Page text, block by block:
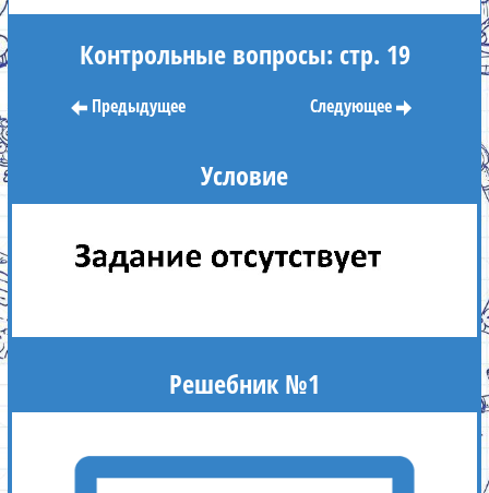
Контрольные вопросы: стр. 19
Предыдущее Следующее
Условие
Решебник №1